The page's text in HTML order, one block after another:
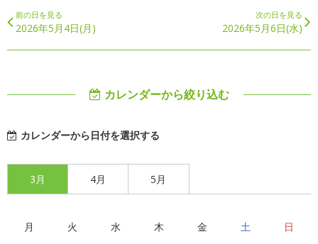
前の日を見る
2026年5月4日(月)
次の日を見る
2026年5月6日(水)
カレンダーから絞り込む
カレンダーから日付を選択する
3月 4月 5月
月 火 水 木 金 土 日